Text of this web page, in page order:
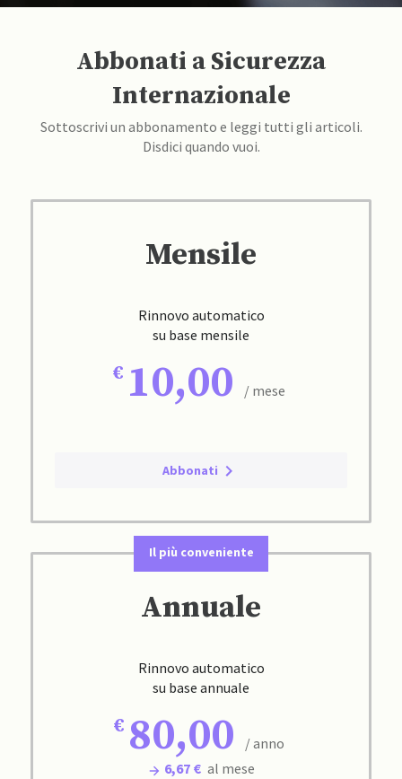
Abbonati a Sicurezza
Internazionale
Sottoscrivi un abbonamento e leggi tutti gli articoli.
Disdici quando vuoi.
Mensile
Rinnovo automatico
su base mensile
10,00 / mese
Abbonati
Il più conveniente
Annuale
Rinnovo automatico
su base annuale
80,00
/ anno
6,67 € al mese